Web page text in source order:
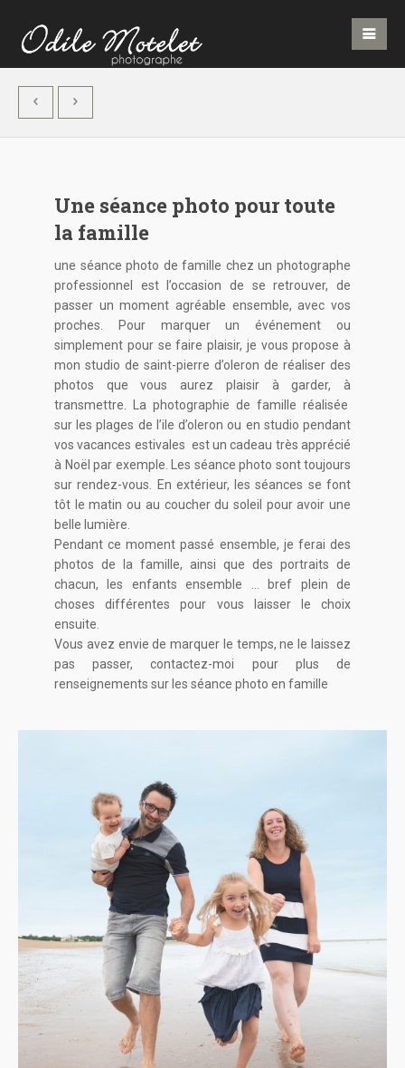
Une séance photo pour toute
la famille
une séance photo de famille chez un photographe
professionnel est l’occasion de se retrouver, de
passer un moment agréable ensemble, avec vos
proches. Pour marquer un événement ou
simplement pour se faire plaisir, je vous propose à
mon studio de saint-pierre d’oleron de réaliser des
photos que vous aurez plaisir à garder, à
transmettre. La photographie de famille réalisée
sur les plages de l’ile d’oleron ou en studio pendant
vos vacances estivales est un cadeau très apprécié
à Noël par exemple. Les séance photo sont toujours
sur rendez-vous. En extérieur, les séances se font
tôt le matin ou au coucher du soleil pour avoir une
belle lumière.
Pendant ce moment passé ensemble, je ferai des
photos de la famille, ainsi que des portraits de
chacun, les enfants ensemble … bref plein de
choses différentes pour vous laisser le choix
ensuite.
Vous avez envie de marquer le temps, ne le laissez
pas passer, contactez-moi pour plus de
renseignements sur les séance photo en famille